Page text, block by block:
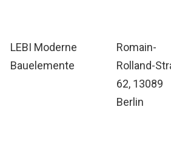
LEBI Moderne
Bauelemente
Romain-
Rolland-
62, 13089
Berlin